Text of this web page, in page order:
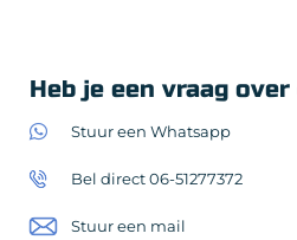
Heb je een vraag
Stuur een Whatsapp
Bel direct 06-51277372
Stuur een mail